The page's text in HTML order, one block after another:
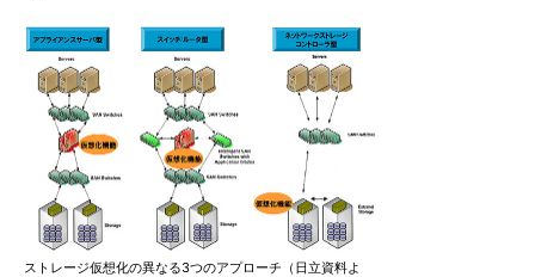
ストレージ仮想化の異なる3つのアプローチ（日立資料よ